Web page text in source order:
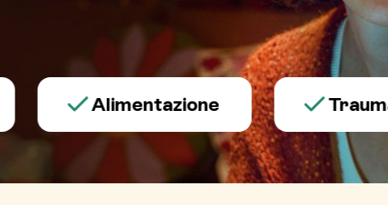
Alimentazione Trauma e